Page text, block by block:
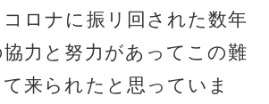
ロナに振リ回された数年
力と努力があってこの難
来られたと思っていま